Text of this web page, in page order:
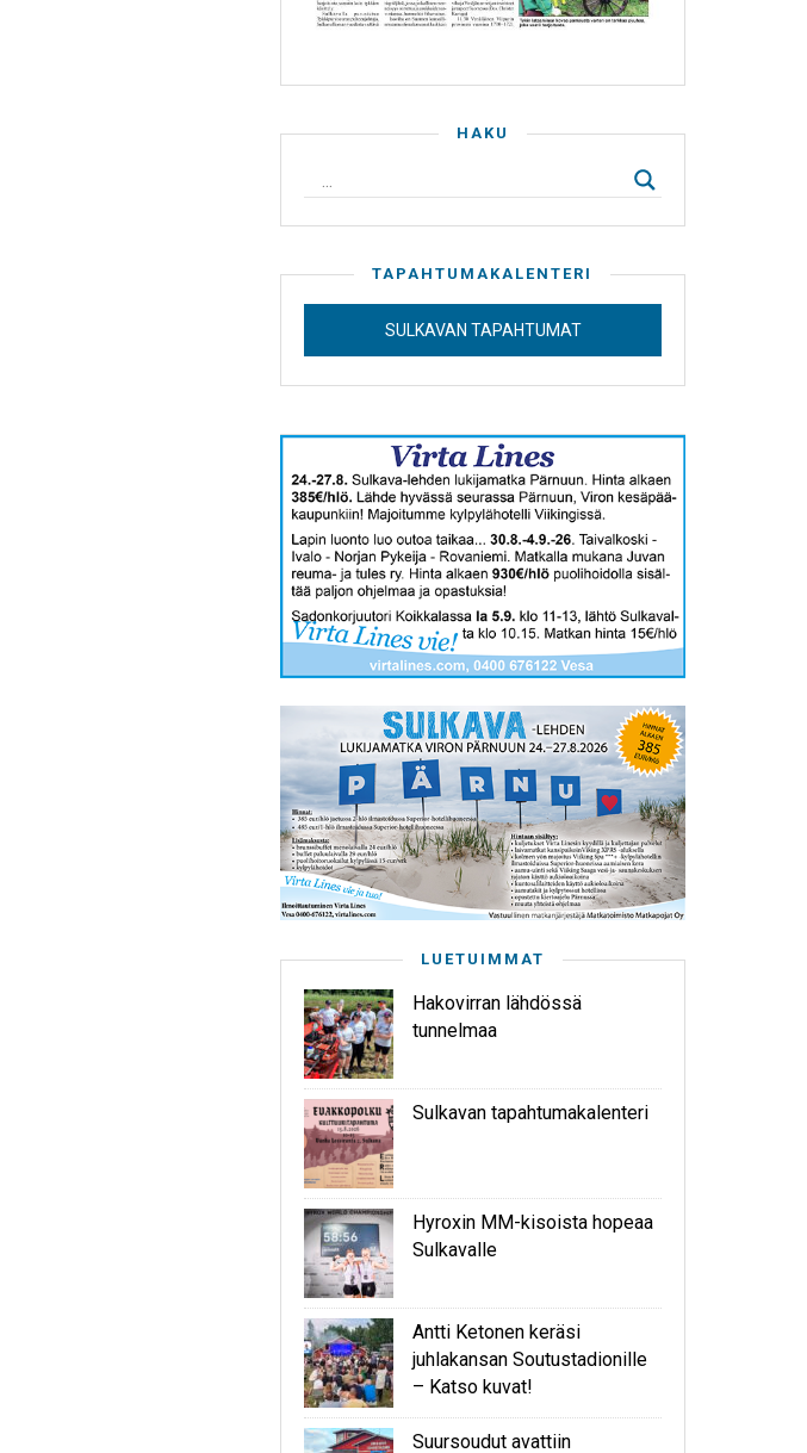
HAKU
TAPAHTUMAKALENTERI
SULKAVAN TAPAHTUMAT
LUETUIMMAT
Hakovirran lähdössä
tunnelmaa
Sulkavan tapahtumakalenteri
Hyroxin MM-kisoista hopeaa
Sulkavalle
Antti Ketonen keräsi
juhlakansan Soutustadionille
– Katso kuvat!
Suursoudut avattiin